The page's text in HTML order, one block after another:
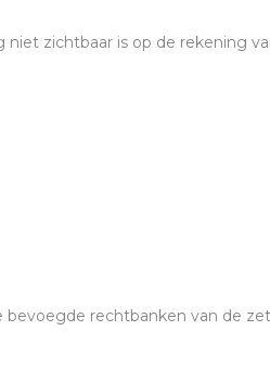
zichtbaar is op de rekening
rechtbanken van de